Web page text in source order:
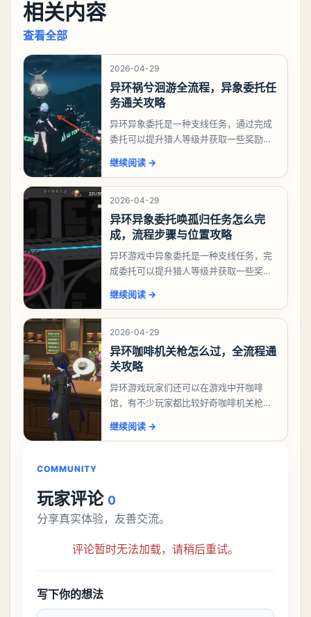
相关内容
查看全部
2026-04-29
异环祸兮洄游全流程，异象委托任
务通关攻略
异环异象委托是一种支线任务，通过完成
委托可以提升猎人等级并获取一些奖励，
么做，下面就来告诉大家。异环异象委托
祸兮洄游任务攻略
继续阅读 →
2026-04-29
异环异象委托唤孤归任务怎么完
成，流程步骤与位置攻略
异环游戏中异象委托是一种支线任务，完
成委托可以提升猎人等级并获取一些奖
么做，今天游戏熊就来告诉大家。异环异
象委托唤孤归任务攻
继续阅读 →
2026-04-29
异环咖啡机关枪怎么过，全流程通
关攻略
异环游戏玩家们还可以在游戏中开咖啡
馆，有不少玩家都比较好奇咖啡机关枪应
机关枪攻略。异环咖啡机关枪怎么过一、
继续阅读 →
COMMUNITY
玩家评论 0
分享真实体验，友善交流。
评论暂时无法加载，请稍后重试。
写下你的想法